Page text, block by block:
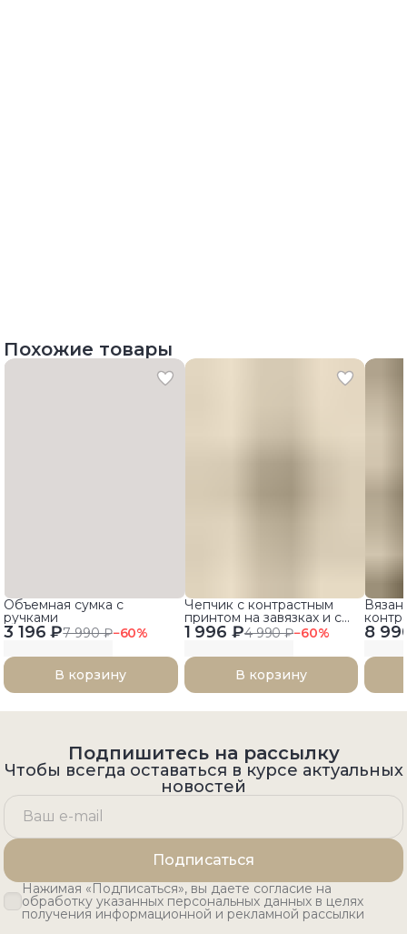
Похожие товары
3 196 ₽7 990 ₽−60%
Объемная сумка с
ручками
В корзину
1 996 ₽4 990 ₽−60%
Чепчик с контрастным
принтом на завязках и с
козырьком
В корзину
8
Подпишитесь на рассылку
Чтобы всегда оставаться в курсе актуальных
новостей
Подписаться
Нажимая «Подписаться», вы даете согласие на
обработку указанных персональных данных в целях
получения информационной и рекламной рассылки